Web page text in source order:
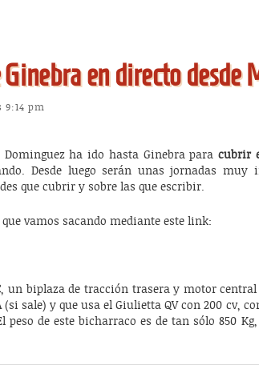
en directo desde
9:14 pm
Dominguez ha ido hasta Ginebra paracubrir
Desde luego serán unas jornadas muy
que cubrir y sobre las que escribir.
vamos sacando mediante este link:
, un biplaza de tracción trasera y motor
sale) y que usa el Giulietta QV con 200 cv,
de este bicharraco es de tan sólo 850